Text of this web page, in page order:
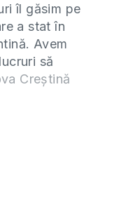
451546241/
451757302/
îl găsim pe
a stat în
Avem
să
de la acest
Creștină